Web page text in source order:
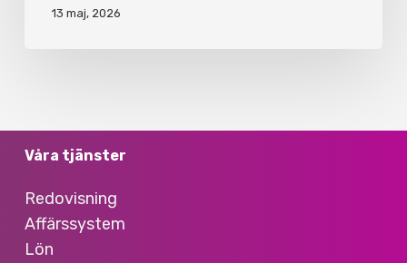
13 maj, 2026
Våra tjänster
Redovisning
Affärssystem
Lön